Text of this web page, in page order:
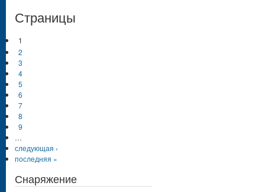
Страницы
1
2
3
4
5
6
7
8
9
…
следующая ›
последняя »
Снаряжение